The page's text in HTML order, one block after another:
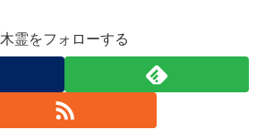
木霊をフォローする